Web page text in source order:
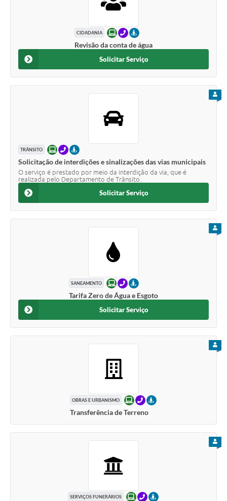
CIDADANIA ONLINETELEFONEPRESENCIAL
Revisão da conta de água
Solicitar Serviço
TRÂNSITO ONLINETELEFONEPRESENCIAL
Solicitação de interdições e sinalizações das vias municipais
O serviço é prestado por meio da interdição da via, que é
realizada pelo Departamento de Trânsito.
Solicitar Serviço
SANEAMENTO ONLINETELEFONEPRESENCIAL
Tarifa Zero de Água e Esgoto
Solicitar Serviço
OBRAS E URBANISMO ONLINETELEFONEPRESENCIAL
Transferência de Terreno
SERVIÇOS FUNERÁRIOS ONLINETELEFONEPRESENCIAL